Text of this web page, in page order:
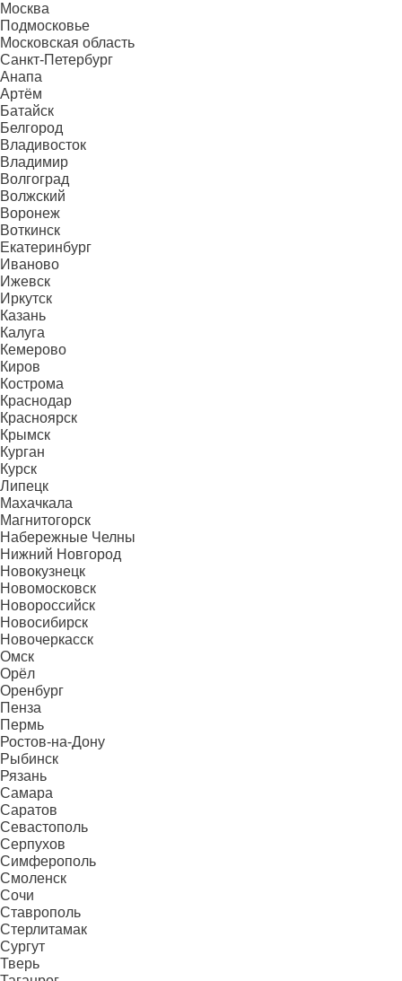
Москва
Подмосковье
Московская область
Санкт-Петербург
Анапа
Артём
Батайск
Белгород
Владивосток
Владимир
Волгоград
Волжский
Воронеж
Воткинск
Екатеринбург
Иваново
Ижевск
Иркутск
Казань
Калуга
Кемерово
Киров
Кострома
Краснодар
Красноярск
Крымск
Курган
Курск
Липецк
Махачкала
Магнитогорск
Набережные Челны
Нижний Новгород
Новокузнецк
Новомосковск
Новороссийск
Новосибирск
Новочеркасск
Омск
Орёл
Оренбург
Пенза
Пермь
Ростов-на-Дону
Рыбинск
Рязань
Самара
Саратов
Севастополь
Серпухов
Симферополь
Смоленск
Сочи
Ставрополь
Стерлитамак
Сургут
Тверь